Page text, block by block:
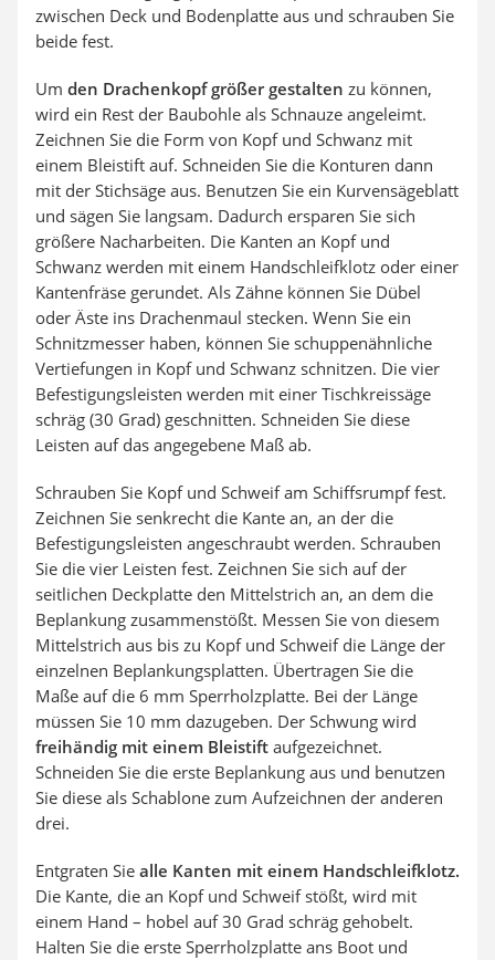
zwischen Deck und Bodenplatte aus und schrauben Sie
beide fest.
Um den Drachenkopf größer gestalten zu können,
wird ein Rest der Baubohle als Schnauze angeleimt.
Zeichnen Sie die Form von Kopf und Schwanz mit
einem Bleistift auf. Schneiden Sie die Konturen dann
mit der Stichsäge aus. Benutzen Sie ein Kurvensägeblatt
und sägen Sie langsam. Dadurch ersparen Sie sich
größere Nacharbeiten. Die Kanten an Kopf und
Schwanz werden mit einem Handschleifklotz oder einer
Kantenfräse gerundet. Als Zähne können Sie Dübel
oder Äste ins Drachenmaul stecken. Wenn Sie ein
Schnitzmesser haben, können Sie schuppenähnliche
Vertiefungen in Kopf und Schwanz schnitzen. Die vier
Befestigungsleisten werden mit einer Tischkreissäge
schräg (30 Grad) geschnitten. Schneiden Sie diese
Leisten auf das angegebene Maß ab.
Schrauben Sie Kopf und Schweif am Schiffsrumpf fest.
Zeichnen Sie senkrecht die Kante an, an der die
Befestigungsleisten angeschraubt werden. Schrauben
Sie die vier Leisten fest. Zeichnen Sie sich auf der
seitlichen Deckplatte den Mittelstrich an, an dem die
Beplankung zusammenstößt. Messen Sie von diesem
Mittelstrich aus bis zu Kopf und Schweif die Länge der
einzelnen Beplankungsplatten. Übertragen Sie die
Maße auf die 6 mm Sperrholzplatte. Bei der Länge
müssen Sie 10 mm dazugeben. Der Schwung wird
freihändig mit einem Bleistift aufgezeichnet.
Schneiden Sie die erste Beplankung aus und benutzen
Sie diese als Schablone zum Aufzeichnen der anderen
drei.
Entgraten Sie alle Kanten mit einem Handschleifklotz.
Die Kante, die an Kopf und Schweif stößt, wird mit
einem Hand – hobel auf 30 Grad schräg gehobelt.
Halten Sie die erste Sperrholzplatte ans Boot und